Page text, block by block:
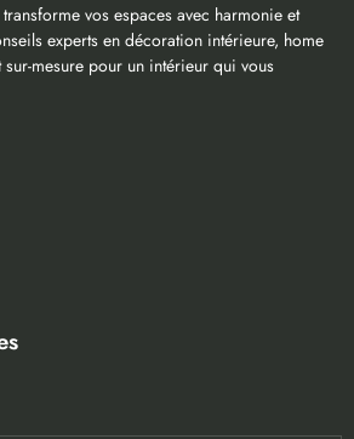
vos espaces avec harmonie et
experts en décoration intérieure, home
sur-mesure pour un intérieur qui vous